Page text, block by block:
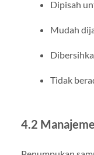
Dipisah
Mudah
Tidak
4.2